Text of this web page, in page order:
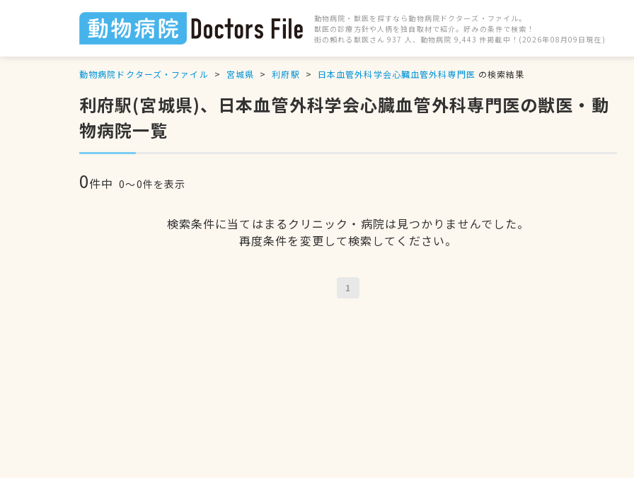
動物病院・獣医を探すなら動物病院ドクターズ・ファイル。
獣医の診療方針や人柄を独自取材で紹介。好みの条件で検索！
街の頼れる獣医さん 937 人、動物病院 9,443 件掲載中！(2026年08月09日現在)
動物病院ドクターズ・ファイル 宮城県 利府駅 日本血管外科学会心臓血管外科専門医 の検索結果
利府駅(宮城県)、日本血管外科学会心臓血管外科専門医の獣医・動
物病院一覧
0件中 0〜0件を表示
検索条件に当てはまるクリニック・病院は見つかりませんでした。
再度条件を変更して検索してください。
1